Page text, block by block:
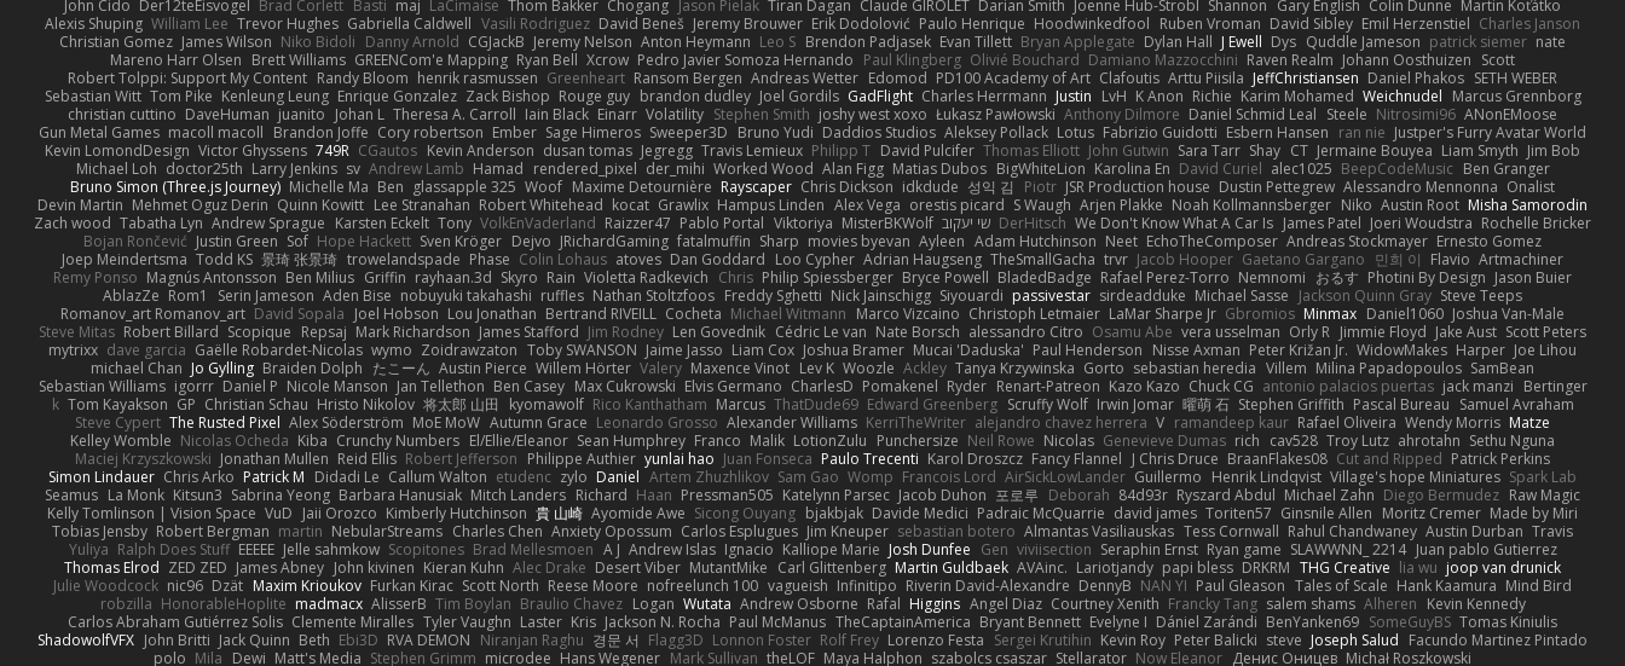
John Cido Der12teEisvogel Brad Corlett Basti maj LaCimaise Thom Bakker Chogang Jason Pielak Tiran Dagan Claude GIROLET Darian Smith Joenne Hub-Strobl Shannon Gary English Colin Dunne Martin Koťátko
Alexis Shuping William Lee Trevor Hughes Gabriella Caldwell Vasili Rodriguez David Beneš Jeremy Brouwer Erik Dodolović Paulo Henrique Hoodwinkedfool Ruben Vroman David Sibley Emil Herzenstiel Charles Janson
Christian Gomez James Wilson Niko Bidoli Danny Arnold CGJackB Jeremy Nelson Anton Heymann Leo S Brendon Padjasek Evan Tillett Bryan Applegate Dylan Hall J Ewell Dys Quddle Jameson patrick siemer nate
Mareno Harr Olsen Brett Williams GREENCom'e Mapping Ryan Bell Xcrow Pedro Javier Somoza Hernando Paul Klingberg Olivié Bouchard Damiano Mazzocchini Raven Realm Johann Oosthuizen Scott
Robert Tolppi: Support My Content Randy Bloom henrik rasmussen Greenheart Ransom Bergen Andreas Wetter Edomod PD100 Academy of Art Clafoutis Arttu Piisila JeffChristiansen Daniel Phakos SETH WEBER
Sebastian Witt Tom Pike Kenleung Leung Enrique Gonzalez Zack Bishop Rouge guy brandon dudley Joel Gordils GadFlight Charles Herrmann Justin LvH K Anon Richie Karim Mohamed Weichnudel Marcus Grennborg
christian cuttino DaveHuman juanito Johan L Theresa A. Carroll Iain Black Einarr Volatility Stephen Smith joshy west xoxo Łukasz Pawłowski Anthony Dilmore Daniel Schmid Leal Steele Nitrosimi96 ANonEMoose
Gun Metal Games macoll macoll Brandon Joffe Cory robertson Ember Sage Himeros Sweeper3D Bruno Yudi Daddios Studios Aleksey Pollack Lotus Fabrizio Guidotti Esbern Hansen ran nie Justper's Furry Avatar World
Kevin LomondDesign Victor Ghyssens 749R CGautos Kevin Anderson dusan tomas Jegregg Travis Lemieux Philipp T David Pulcifer Thomas Elliott John Gutwin Sara Tarr Shay CT Jermaine Bouyea Liam Smyth Jim Bob
Michael Loh doctor25th Larry Jenkins sv Andrew Lamb Hamad rendered_pixel der_mihi Worked Wood Alan Figg Matias Dubos BigWhiteLion Karolina En David Curiel alec1025 BeepCodeMusic Ben Granger
Bruno Simon (Three.js Journey) Michelle Ma Ben glassapple 325 Woof Maxime Detournière Rayscaper Chris Dickson idkdude 성익 김 Piotr JSR Production house Dustin Pettegrew Alessandro Mennonna Onalist
Devin Martin Mehmet Oguz Derin Quinn Kowitt Lee Stranahan Robert Whitehead kocat Grawlix Hampus Linden Alex Vega orestis picard S Waugh Arjen Plakke Noah Kollmannsberger Niko Austin Root Misha Samorodin
Zach wood Tabatha Lyn Andrew Sprague Karsten Eckelt Tony VolkEnVaderland Raizzer47 Pablo Portal Viktoriya MisterBKWolf שי יעקוב DerHitsch We Don't Know What A Car Is James Patel Joeri Woudstra Rochelle Bricker
Bojan Rončević Justin Green Sof Hope Hackett Sven Kröger Dejvo JRichardGaming fatalmuffin Sharp movies byevan Ayleen Adam Hutchinson Neet EchoTheComposer Andreas Stockmayer Ernesto Gomez
Joep Meindertsma Todd KS 景琦 张景琦 trowelandspade Phase Colin Lohaus atoves Dan Goddard Loo Cypher Adrian Haugseng TheSmallGacha trvr Jacob Hooper Gaetano Gargano 민희 이 Flavio Artmachiner
Remy Ponso Magnús Antonsson Ben Milius Griffin rayhaan.3d Skyro Rain Violetta Radkevich Chris Philip Spiessberger Bryce Powell BladedBadge Rafael Perez-Torro Nemnomi おるす Photini By Design Jason Buier
AblazZe Rom1 Serin Jameson Aden Bise nobuyuki takahashi ruffles Nathan Stoltzfoos Freddy Sghetti Nick Jainschigg Siyouardi passivestar sirdeadduke Michael Sasse Jackson Quinn Gray Steve Teeps
Romanov_art Romanov_art David Sopala Joel Hobson Lou Jonathan Bertrand RIVEILL Cocheta Michael Witmann Marco Vizcaino Christoph Letmaier LaMar Sharpe Jr Gbromios Minmax Daniel1060 Joshua Van-Male
Steve Mitas Robert Billard Scopique Repsaj Mark Richardson James Stafford Jim Rodney Len Govednik Cédric Le van Nate Borsch alessandro Citro Osamu Abe vera usselman Orly R Jimmie Floyd Jake Aust Scott Peters
mytrixx dave garcia Gaëlle Robardet-Nicolas wymo Zoidrawzaton Toby SWANSON Jaime Jasso Liam Cox Joshua Bramer Mucai 'Daduska' Paul Henderson Nisse Axman Peter Križan Jr. WidowMakes Harper Joe Lihou
michael Chan Jo Gylling Braiden Dolph たこーん Austin Pierce Willem Hörter Valery Maxence Vinot Lev K Woozle Ackley Tanya Krzywinska Gorto sebastian heredia Villem Milina Papadopoulos SamBean
Sebastian Williams igorrr Daniel P Nicole Manson Jan Tellethon Ben Casey Max Cukrowski Elvis Germano CharlesD Pomakenel Ryder Renart-Patreon Kazo Kazo Chuck CG antonio palacios puertas jack manzi Bertinger
k Tom Kayakson GP Christian Schau Hristo Nikolov 将太郎 山田 kyomawolf Rico Kanthatham Marcus ThatDude69 Edward Greenberg Scruffy Wolf Irwin Jomar 曜萌 石 Stephen Griffith Pascal Bureau Samuel Avraham
Steve Cypert The Rusted Pixel Alex Söderström MoE MoW Autumn Grace Leonardo Grosso Alexander Williams KerriTheWriter alejandro chavez herrera V ramandeep kaur Rafael Oliveira Wendy Morris Matze
Kelley Womble Nicolas Ocheda Kiba Crunchy Numbers El/Ellie/Eleanor Sean Humphrey Franco Malik LotionZulu Punchersize Neil Rowe Nicolas Genevieve Dumas rich cav528 Troy Lutz ahrotahn Sethu Nguna
Maciej Krzyszkowski Jonathan Mullen Reid Ellis Robert Jefferson Philippe Authier yunlai hao Juan Fonseca Paulo Trecenti Karol Droszcz Fancy Flannel J Chris Druce BraanFlakes08 Cut and Ripped Patrick Perkins
Simon Lindauer Chris Arko Patrick M Didadi Le Callum Walton etudenc zylo Daniel Artem Zhuzhlikov Sam Gao Womp Francois Lord AirSickLowLander Guillermo Henrik Lindqvist Village's hope Miniatures Spark Lab
Seamus La Monk Kitsun3 Sabrina Yeong Barbara Hanusiak Mitch Landers Richard Haan Pressman505 Katelynn Parsec Jacob Duhon 포로루 Deborah 84d93r Ryszard Abdul Michael Zahn Diego Bermudez Raw Magic
Kelly Tomlinson | Vision Space VuD Jaii Orozco Kimberly Hutchinson 貴 山崎 Ayomide Awe Sicong Ouyang bjakbjak Davide Medici Padraic McQuarrie david james Toriten57 Ginsnile Allen Moritz Cremer Made by Miri
Tobias Jensby Robert Bergman martin NebularStreams Charles Chen Anxiety Opossum Carlos Esplugues Jim Kneuper sebastian botero Almantas Vasiliauskas Tess Cornwall Rahul Chandwaney Austin Durban Travis
Yuliya Ralph Does Stuff EEEEE Jelle sahmkow Scopitones Brad Mellesmoen A J Andrew Islas Ignacio Kalliope Marie Josh Dunfee Gen viviisection Seraphin Ernst Ryan game SLAWWNN_ 2214 Juan pablo Gutierrez
Thomas Elrod ZED ZED James Abney John kivinen Kieran Kuhn Alec Drake Desert Viber MutantMike Carl Glittenberg Martin Guldbaek AVAinc. Lariotjandy papi bless DRKRM THG Creative lia wu joop van drunick
Julie Woodcock nic96 Dzät Maxim Krioukov Furkan Kirac Scott North Reese Moore nofreelunch 100 vagueish Infinitipo Riverin David-Alexandre DennyB NAN YI Paul Gleason Tales of Scale Hank Kaamura Mind Bird
robzilla HonorableHoplite madmacx AlisserB Tim Boylan Braulio Chavez Logan Wutata Andrew Osborne Rafal Higgins Angel Diaz Courtney Xenith Francky Tang salem shams Alheren Kevin Kennedy
Carlos Abraham Gutiérrez Solis Clemente Miralles Tyler Vaughn Laster Kris Jackson N. Rocha Paul McManus TheCaptainAmerica Bryant Bennett Evelyne I Dániel Zarándi BenYanken69 SomeGuyBS Tomas Kiniulis
ShadowolfVFX John Britti Jack Quinn Beth Ebi3D RVA DEMON Niranjan Raghu 경문 서 Flagg3D Lonnon Foster Rolf Frey Lorenzo Festa Sergei Krutihin Kevin Roy Peter Balicki steve Joseph Salud Facundo Martinez Pintado
polo Mila Dewi Matt's Media Stephen Grimm microdee Hans Wegener Mark Sullivan theLOF Maya Halphon szabolcs csaszar Stellarator Now Eleanor Денис Оницев Michał Roszkowski